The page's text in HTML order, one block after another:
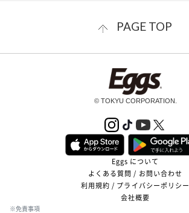
PAGE TOP
© TOKYU CORPORATION.
Eggs について
よくある質問 / お問い合わせ
利用規約 / プライバシーポリシー
会社概要
※免責事項